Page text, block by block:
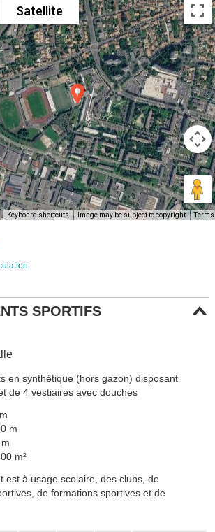
Satellite
Keyboard shortcuts Image may be subject to copyright Terms
SPORTIFS
en synthétique (hors gazon) disposant
de 4 vestiaires avec douches
m
m²
est à usage scolaire, des clubs, de
de formations sportives et de